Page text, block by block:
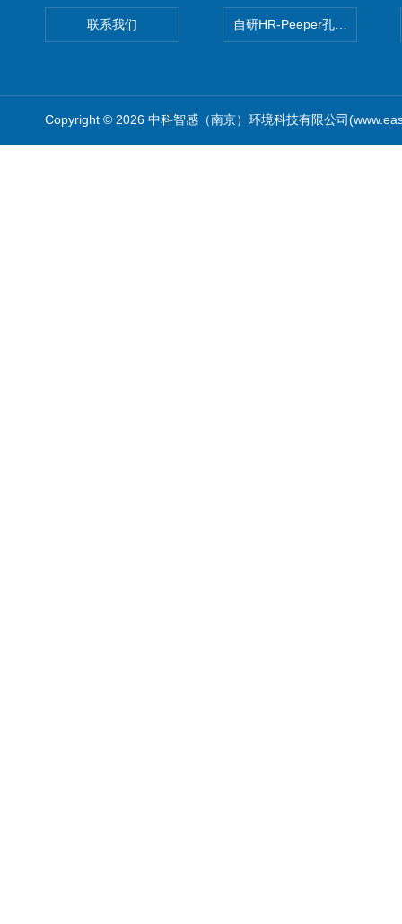
联系我们 自研HR-Peeper孔隙水采样器
Copyright © 2026 中科智感（南京）环境科技有限公司